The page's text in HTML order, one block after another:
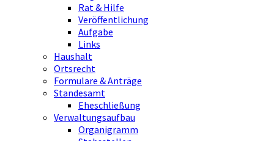
Rat & Hilfe
Veröffentlichung
Aufgabe
Links
Haushalt
Ortsrecht
Formulare & Anträge
Standesamt
Eheschließung
Verwaltungsaufbau
Organigramm